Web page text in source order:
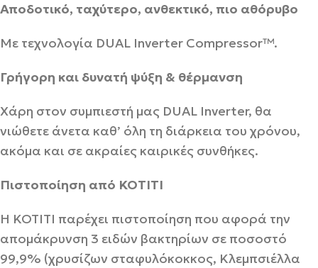
Αποδοτικό, ταχύτερο, ανθεκτικό, πιο αθόρυβο
Με τεχνολογία DUAL Inverter Compressor™.
Γρήγορη και δυνατή ψύξη & θέρμανση
Χάρη στον συμπιεστή μας DUAL Inverter, θα
νιώθετε άνετα καθ’ όλη τη διάρκεια του χρόνου,
ακόμα και σε ακραίες καιρικές συνθήκες.
Πιστοποίηση από KOTITI
Η KOTITI παρέχει πιστοποίηση που αφορά την
απομάκρυνση 3 ειδών βακτηρίων σε ποσοστό
99,9% (χρυσίζων σταφυλόκοκκος, Κλεμπσιέλλα